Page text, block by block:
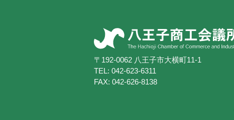
〒192-0062 八王子市大横町11-1
TEL: 042-623-6311
FAX: 042-626-8138